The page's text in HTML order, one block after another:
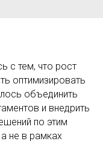
с тем, что рост
оптимизировать
объединить
и внедрить
по этим
не в рамках